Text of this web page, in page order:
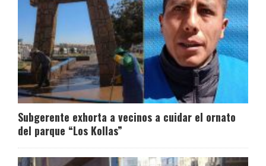
Subgerente exhorta a vecinos a cuidar el ornato
del parque “Los Kollas”